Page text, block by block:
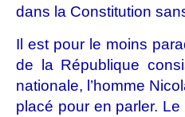
dans la Constitution
Il est pour le moins
de la République
nationale, l’homme
placé pour en parler.